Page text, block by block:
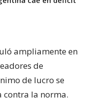
ampliamente en
de
de lucro se
contra la norma.